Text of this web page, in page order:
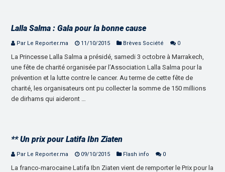
Lalla Salma : Gala pour la bonne cause
Par Le Reporter.ma 11/10/2015 Brèves Société 0
La Princesse Lalla Salma a présidé, samedi 3 octobre à Marrakech,
une fête de charité organisée par l’Association Lalla Salma pour la
prévention et la lutte contre le cancer. Au terme de cette fête de
charité, les organisateurs ont pu collecter la somme de 150 millions
de dirhams qui aideront …
** Un prix pour Latifa Ibn Ziaten
Par Le Reporter.ma 09/10/2015 Flash info 0
La franco-marocaine Latifa Ibn Ziaten vient de remporter le Prix pour la